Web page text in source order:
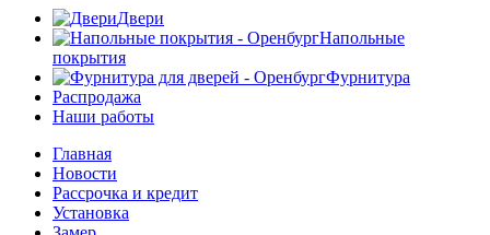
Двери
Напольные
покрытия
Фурнитура
Распродажа
Наши работы
Главная
Новости
Рассрочка и кредит
Установка